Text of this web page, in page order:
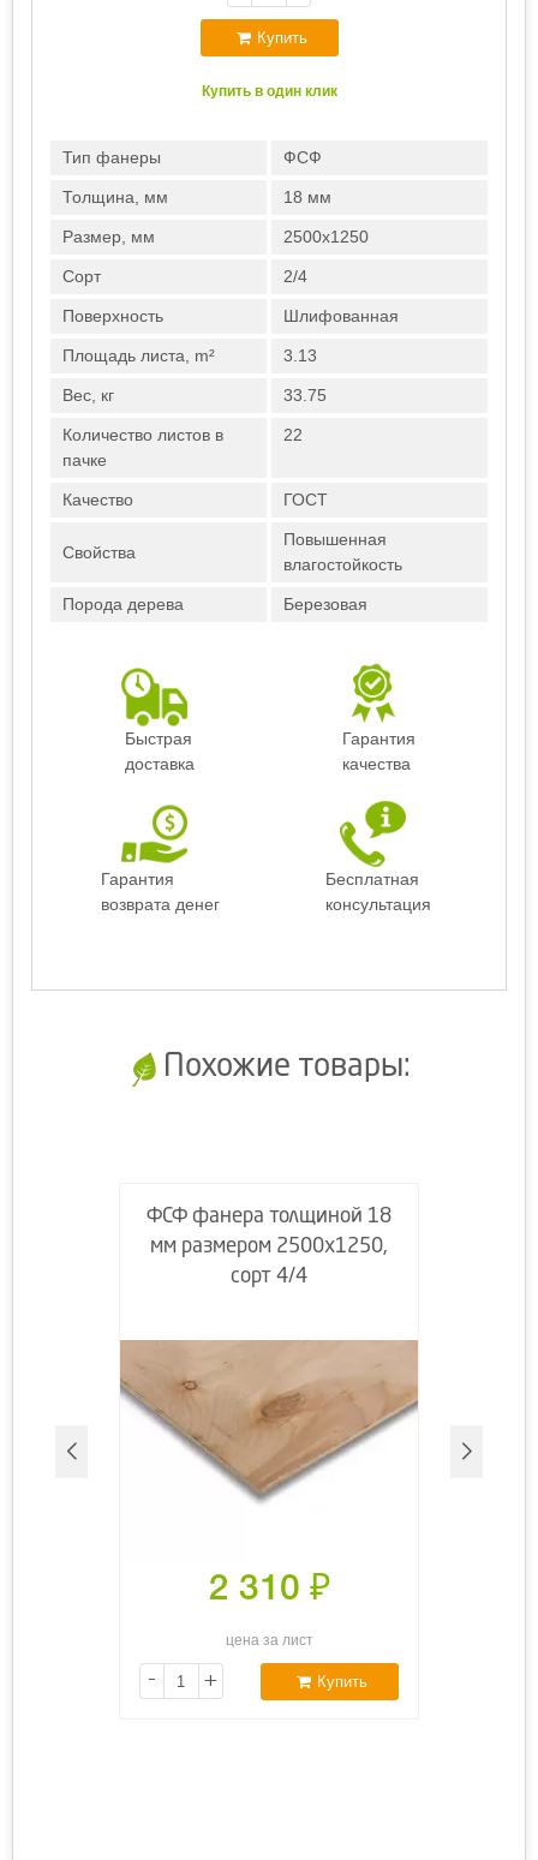
Купить
Купить в один клик
Тип фанеры ФСФ
Толщина, мм 18 мм
Размер, мм 2500х1250
Сорт 2/4
Поверхность Шлифованная
Площадь листа, m² 3.13
Вес, кг 33.75
Количество листов в
пачке
22
Качество ГОСТ
Свойства
Повышенная
влагостойкость
Порода дерева Березовая
Быстрая
доставка
Гарантия
качества
Гарантия
возврата денег
Бесплатная
консультация
Похожие товары:
ФСФ фанера толщиной 18
мм размером 2500х1250,
сорт 4/4
2 310 ₽
цена за лист
- + Купить